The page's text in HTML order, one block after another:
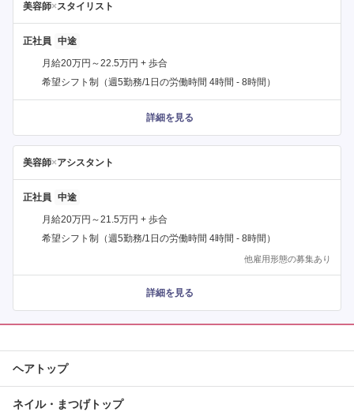
美容師×スタイリスト
正社員
月給20万円～22.5万円 + 歩合
希望シフト制（週5勤務/1日の労働時間 4時間 - 8時間）
詳細を見る
美容師×アシスタント
正社員
月給20万円～21.5万円 + 歩合
希望シフト制（週5勤務/1日の労働時間 4時間 - 8時間）
他雇用形態の募集あり
詳細を見る
ヘアトップ
ネイル・まつげトップ